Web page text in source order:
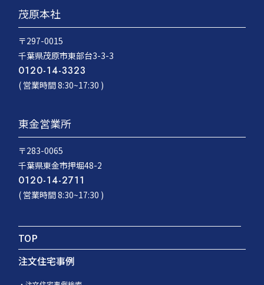
茂原本社
〒297-0015
千葉県茂原市東部台3-3-3
0120-14-3323
( 営業時間 8:30~17:30 )
東金営業所
〒283-0065
千葉県東金市押堀48-2
0120-14-2711
( 営業時間 8:30~17:30 )
TOP
注文住宅事例